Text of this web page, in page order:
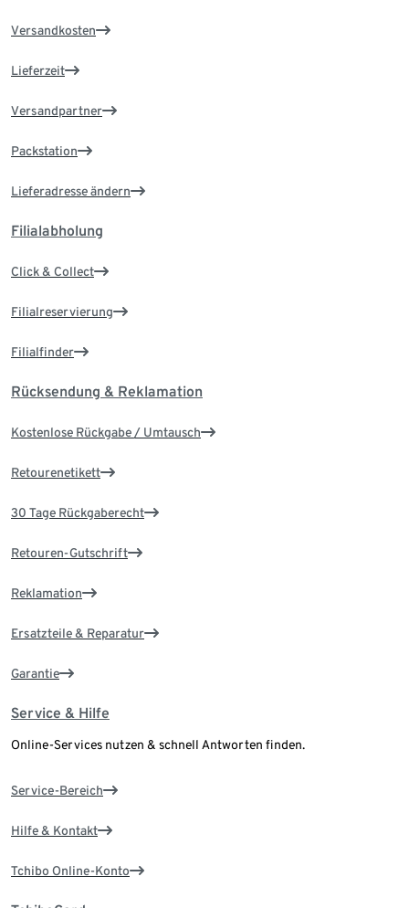
Versandkosten
Lieferzeit
Versandpartner
Packstation
Lieferadresse ändern
Filialabholung
Click & Collect
Filialreservierung
Filialfinder
Rücksendung & Reklamation
Kostenlose Rückgabe / Umtausch
Retourenetikett
30 Tage Rückgaberecht
Retouren-Gutschrift
Reklamation
Ersatzteile & Reparatur
Garantie
Service & Hilfe
Online-Services nutzen & schnell Antworten finden.
Service-Bereich
Hilfe & Kontakt
Tchibo Online-Konto